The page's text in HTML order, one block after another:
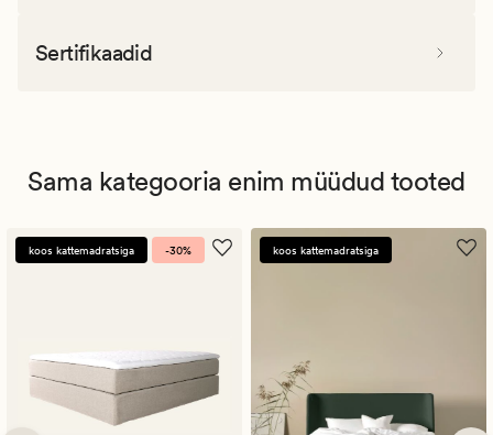
Sertifikaadid
Sama kategooria enim müüdud tooted
koos kattemadratsiga -30% koos kattemadratsiga